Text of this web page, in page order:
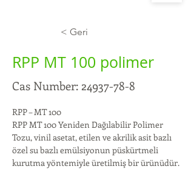
< Geri
RPP MT 100 polimer
Cas Number: 24937-78-8
RPP – MT 100
RPP MT 100 Yeniden Dağılabilir Polimer
Tozu, vinil asetat, etilen ve akrilik asit bazlı
özel su bazlı emülsiyonun püskürtmeli
kurutma yöntemiyle üretilmiş bir ürünüdür.